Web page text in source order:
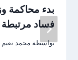
بدء محاكمة
فساد
بواسطة محمد نعيم